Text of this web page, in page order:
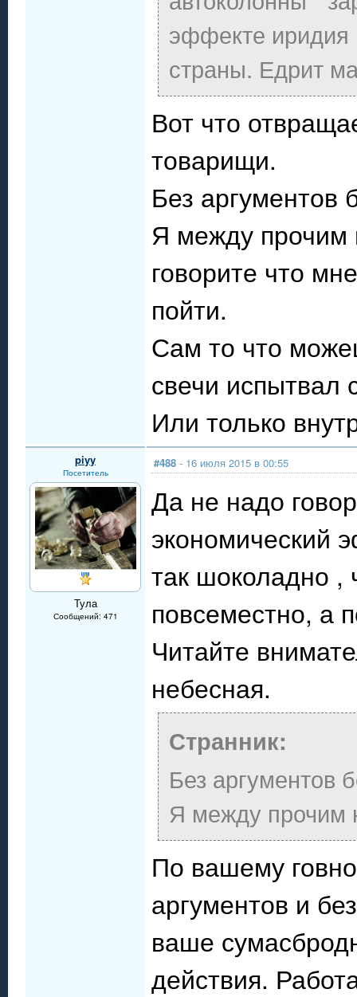
эффекте иридия
страны. Едрит
Вот что
товарищи.
Без аргументов
Я между прочим
говорите что
пойти.
Сам то что
свечи испытвал
Или только
piyy
Посетитель
Тула
Сообщений: 471
#488 - 16 июля 2015 в 00:55
Да не надо
экономический
так шоколадно ,
повсеместно, а
Читайте
небесная.
Странник:
Без аргументов
Я между прочим
По вашему
аргументов и
ваше
действия.